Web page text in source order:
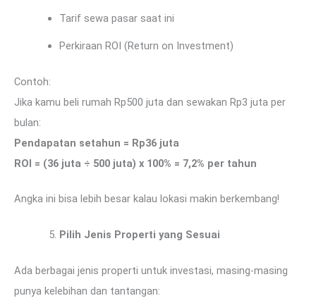
Tarif sewa pasar saat ini
Perkiraan ROI (Return on Investment)
Contoh:
Jika kamu beli rumah Rp500 juta dan sewakan Rp3 juta per
bulan:
Pendapatan setahun = Rp36 juta
ROI = (36 juta ÷ 500 juta) x 100% = 7,2% per tahun
Angka ini bisa lebih besar kalau lokasi makin berkembang!
Pilih Jenis Properti yang Sesuai
Ada berbagai jenis properti untuk investasi, masing-masing
punya kelebihan dan tantangan: